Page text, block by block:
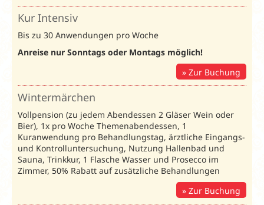
Kur Intensiv
Bis zu 30 Anwendungen pro Woche
Anreise nur Sonntags oder Montags möglich!
Zur Buchung
Wintermärchen
Vollpension (zu jedem Abendessen 2 Gläser Wein oder
Bier), 1x pro Woche Themenabendessen, 1
Kuranwendung pro Behandlungstag, ärztliche Eingangs-
und Kontrolluntersuchung, Nutzung Hallenbad und
Sauna, Trinkkur, 1 Flasche Wasser und Prosecco im
Zimmer, 50% Rabatt auf zusätzliche Behandlungen
Zur Buchung
Savoy:
74203
Unterbr.
DZ
Standard
2 66
93
DZ
Komfort
DZK
EZ
Komfort
EZK 1 88 103
Apartment AP2 2 86
24
6